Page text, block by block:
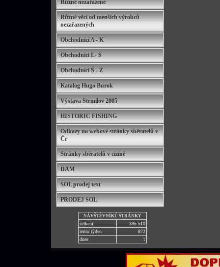
Různé nezařazené
Různé věci od menších výrobců
nezařazených
Obchodníci A - K
Obchodníci L- S
Obchodníci Š - Z
Katalog Hugo Burok
Výstava Strmilov 2005
HISTORIC FISHING
Odkazy na webové stránky sběratelů v
Čr
Stránky sběratelů v cizině
DAM
SOL prodej text
PRODEJ SOL
NÁVŠTĚVNÍKŮ STRÁNKY
celkem
395 510
tento týden
872
dnes
1